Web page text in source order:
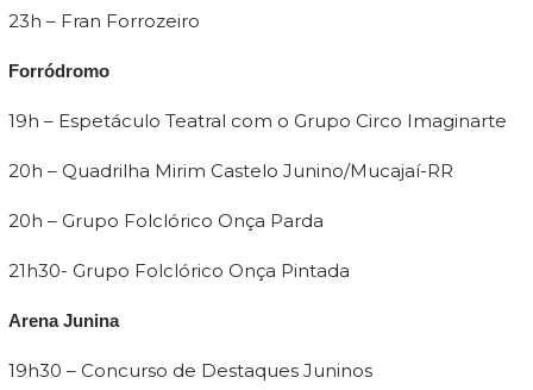
23h – Fran Forrozeiro
Forródromo
19h – Espetáculo Teatral com o Grupo Circo Imaginarte
20h – Quadrilha Mirim Castelo Junino/Mucajaí-RR
20h – Grupo Folclórico Onça Parda
21h30- Grupo Folclórico Onça Pintada
Arena Junina
19h30 – Concurso de Destaques Juninos